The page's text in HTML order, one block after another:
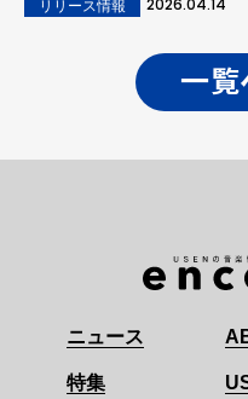
リリース情報 2026.04.14
一覧
ニュース
特集